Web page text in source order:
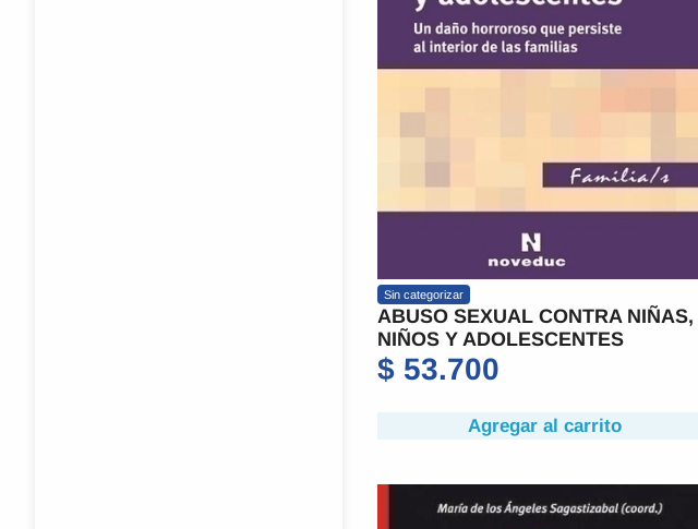
Sin categorizar
ABUSO SEXUAL CONTRA NIÑAS,
NIÑOS Y ADOLESCENTES
$53.700
Agregar al carrito